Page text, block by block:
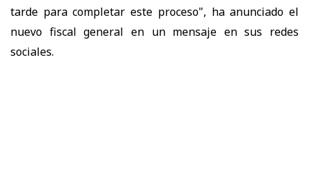
tarde para completar este proceso", ha anunciado el
nuevo fiscal general en un mensaje en sus redes
sociales.